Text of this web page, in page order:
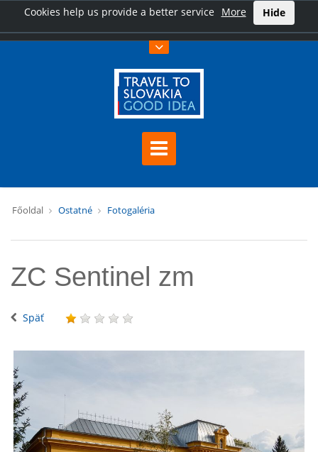
Cookies help us provide a better service More Hide
Főoldal Ostatné Fotogaléria
ZC Sentinel zm
Späť